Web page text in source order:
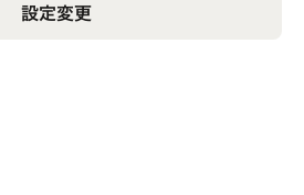
設定変更